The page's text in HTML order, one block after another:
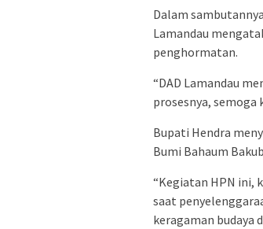
Dalam
Lamandau
penghormatan.
“DAD Lamandau
prosesnya, semoga
Bupati Hendra
Bumi Bahaum
“Kegiatan HPN ini,
saat
keragaman budaya